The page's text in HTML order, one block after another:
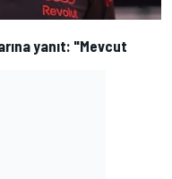
yanıt: "Mevcut